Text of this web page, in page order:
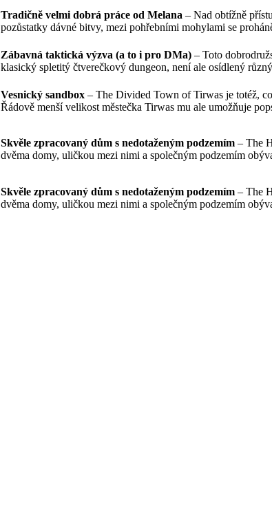
Tradičně velmi dobrá práce od Melana – Nad obtížně
pozůstatky dávné bitvy, mezi pohřebními mohylami se
Zábavná taktická výzva (a to i pro DMa) – Toto
klasický spletitý čtverečkový dungeon, není ale osídlený
Vesnický sandbox – The Divided Town of Tirwas je totéž,
Řádově menší velikost městečka Tirwas mu ale umožňuje
Skvěle zpracovaný dům s nedotaženým podzemím – The
dvěma domy, uličkou mezi nimi a společným podzemím
Skvěle zpracovaný dům s nedotaženým podzemím – The
dvěma domy, uličkou mezi nimi a společným podzemím